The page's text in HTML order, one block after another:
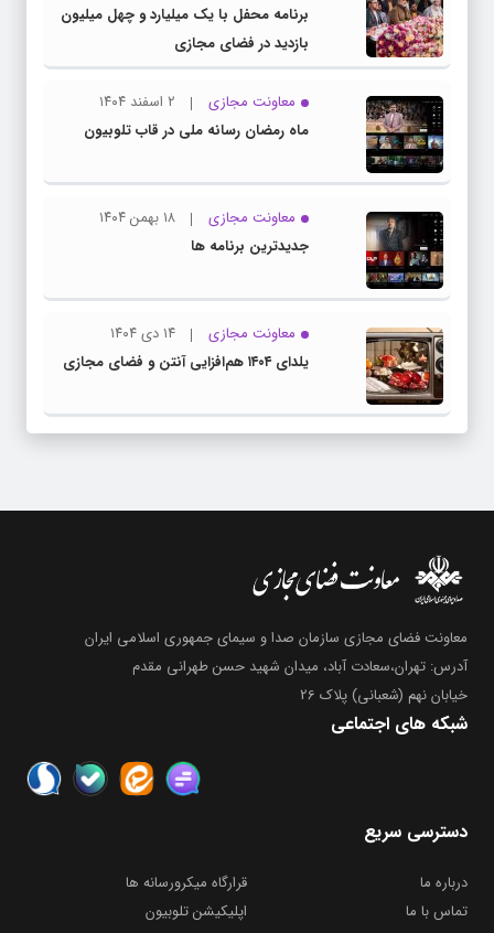
برنامه محفل با یک میلیارد و چهل میلیون
بازدید در فضای مجازی
معاونت مجازی
۲ اسفند ۱۴۰۴
ماه رمضان رسانه ملی در قاب تلوبیون
معاونت مجازی
۱۸ بهمن ۱۴۰۴
جدیدترین برنامه ها
معاونت مجازی
۱۴ دی ۱۴۰۴
یلدای ۱۴۰۴ هم‌افزایی آنتن و فضای مجازی
معاونت فضای مجازی سازمان صدا و سیمای جمهوری اسلامی ایران
آدرس: تهران،سعادت آباد، میدان شهید حسن طهرانی مقدم
خیابان نهم (شعبانی) پلاک 26
شبکه های اجتماعی
دسترسی سریع
درباره ما
قرارگاه میکرورسانه ها
تماس با ما
اپلیکیشن تلوبیون